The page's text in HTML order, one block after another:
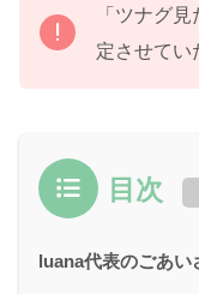
「ツナグ
定させてい
目次
luana代表のごあい